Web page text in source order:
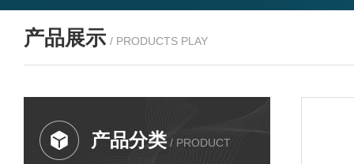
产品展示 / PRODUCTS PLAY
产品分类 / PRODUCT